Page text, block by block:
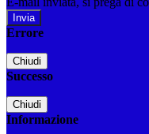
Errore
Chiudi
Successo
Chiudi
Informazione